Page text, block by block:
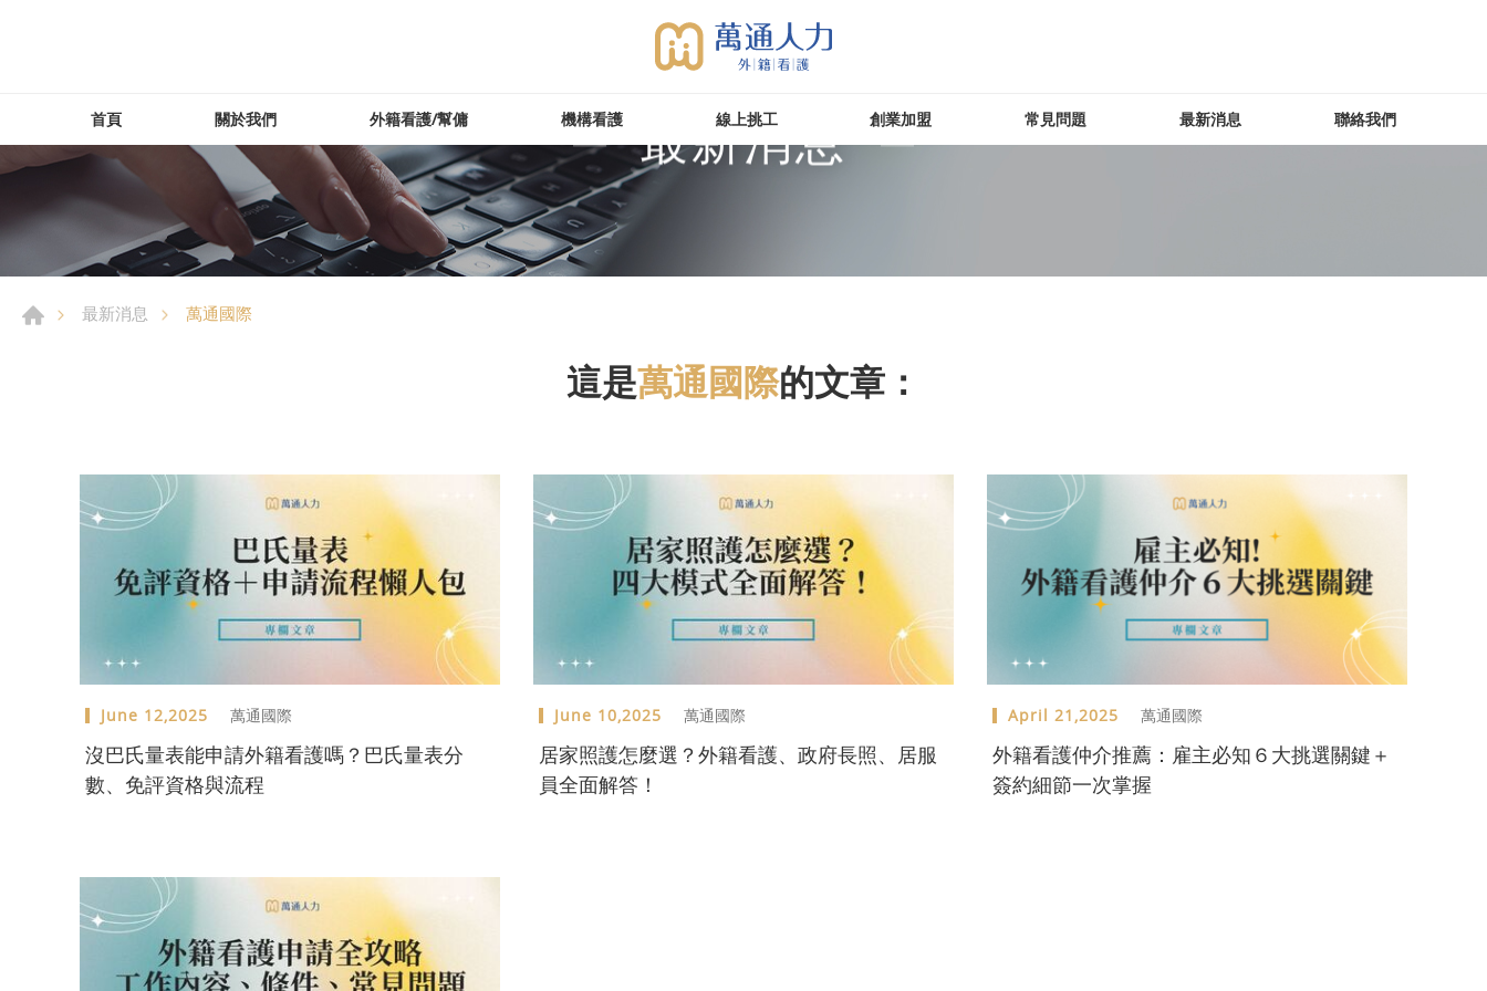
首頁 關於我們 外籍看護/幫傭 機構看護 線上挑工 創業加盟 常見問題 最新消息 聯絡我們
最新消息
最新消息 萬通國際
這是萬通國際的文章：
June 12,2025 萬通國際
沒巴氏量表能申請外籍看護嗎？巴氏量表分
數、免評資格與流程
June 10,2025 萬通國際
居家照護怎麼選？外籍看護、政府長照、居服
員全面解答！
April 21,2025 萬通國際
外籍看護仲介推薦：雇主必知６大挑選關鍵＋
簽約細節一次掌握